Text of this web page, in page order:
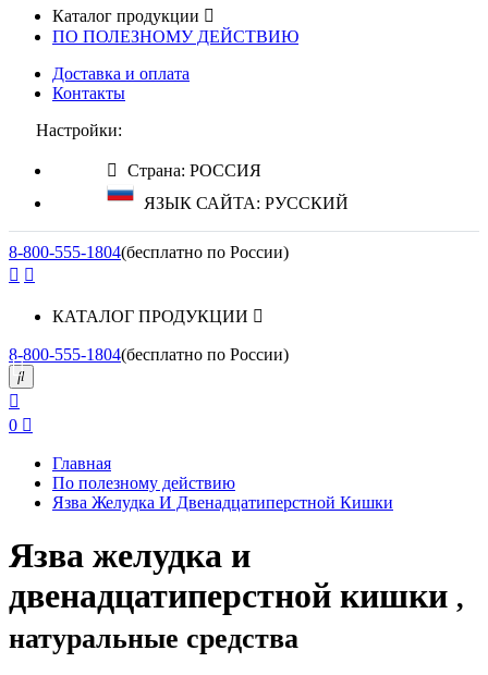
Каталог продукции
ПО ПОЛЕЗНОМУ ДЕЙСТВИЮ
Доставка и оплата
Контакты
Настройки:
Страна: РОССИЯ
ЯЗЫК САЙТА: РУССКИЙ
8-800-555-1804(бесплатно по России)
КАТАЛОГ ПРОДУКЦИИ
8-800-555-1804(бесплатно по России)
0
Главная
По полезному действию
Язва Желудка И Двенадцатиперстной Кишки
Язва желудка и
двенадцатиперстной кишки ,
натуральные средства